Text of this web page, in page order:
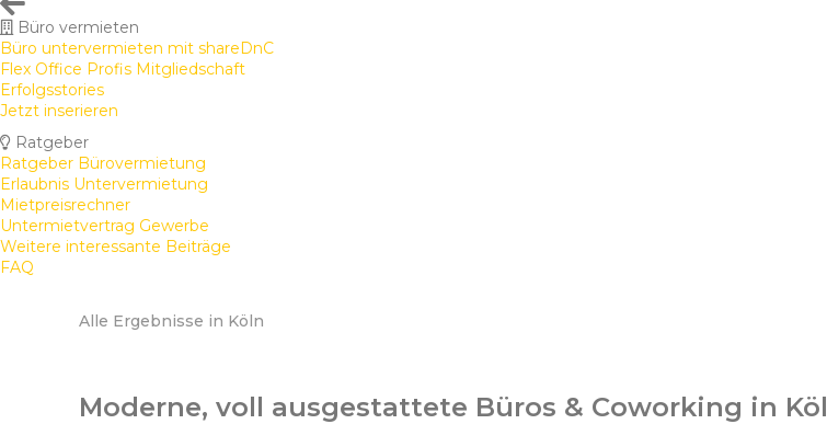
Büro vermieten
Büro untervermieten mit shareDnC
Flex Office Profis Mitgliedschaft
Erfolgsstories
Jetzt inserieren
Ratgeber
Ratgeber Bürovermietung
Erlaubnis Untervermietung
Mietpreisrechner
Untermietvertrag Gewerbe
Weitere interessante Beiträge
FAQ
Alle Ergebnisse in Köln
Moderne, voll ausgestattete Büros & Coworking in